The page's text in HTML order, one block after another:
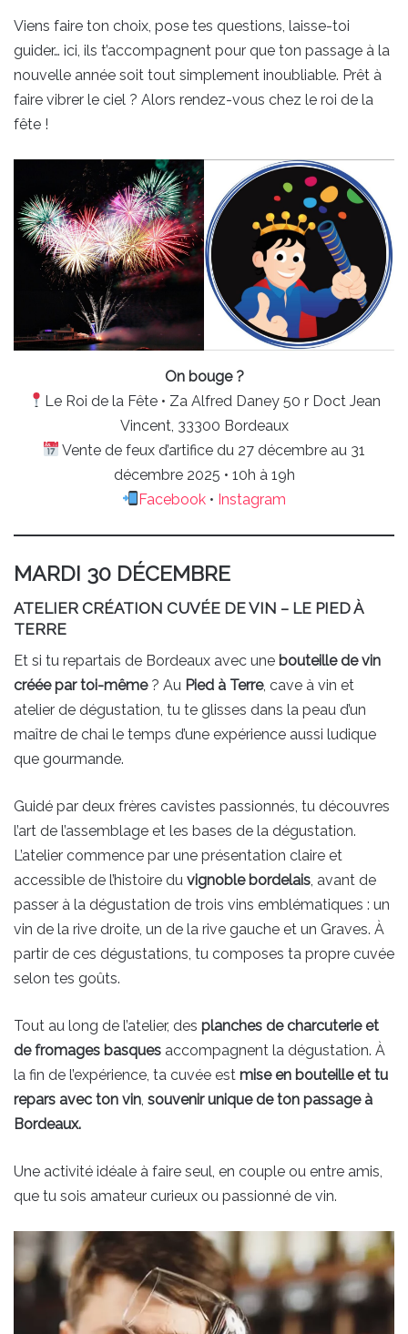
Viens faire ton choix, pose tes questions, laisse-toi
guider… ici, ils t’accompagnent pour que ton passage à la
nouvelle année soit tout simplement inoubliable. Prêt à
faire vibrer le ciel ? Alors rendez-vous chez le roi de la
fête !
On bouge ?
Le Roi de la Fête • Za Alfred Daney 50 r Doct Jean
Vincent, 33300 Bordeaux
Vente de feux d’artifice du 27 décembre au 31
décembre 2025 • 10h à 19h
Facebook • Instagram
MARDI 30 DÉCEMBRE
ATELIER CRÉATION CUVÉE DE VIN – LE PIED À
TERRE
Et si tu repartais de Bordeaux avec une bouteille de vin
créée par toi-même? Au Pied à Terre, cave à vin et
atelier de dégustation, tu te glisses dans la peau d’un
maître de chai le temps d’une expérience aussi ludique
que gourmande.
Guidé par deux frères cavistes passionnés, tu découvres
l’art de l’assemblage et les bases de la dégustation.
L’atelier commence par une présentation claire et
accessible de l’histoire du vignoble bordelais , avant de
passer à la dégustation de trois vins emblématiques : un
vin de la rive droite, un de la rive gauche et un Graves. À
partir de ces dégustations, tu composes ta propre cuvée
selon tes goûts.
Tout au long de l’atelier, des planches de charcuterie et
de fromages basques accompagnent la dégustation. À
la fin de l’expérience, ta cuvée est mise en bouteille et tu
repars avec ton vin souvenir unique de ton passage à
Bordeaux.
Une activité idéale à faire seul, en couple ou entre amis,
que tu sois amateur curieux ou passionné de vin.